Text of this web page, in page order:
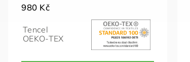
980 Kč
Tencel
OEKO-TEX